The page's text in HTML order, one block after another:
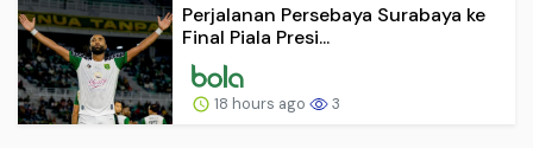
Perjalanan Persebaya Surabaya ke
Final Piala Presi...
18 hours ago 3